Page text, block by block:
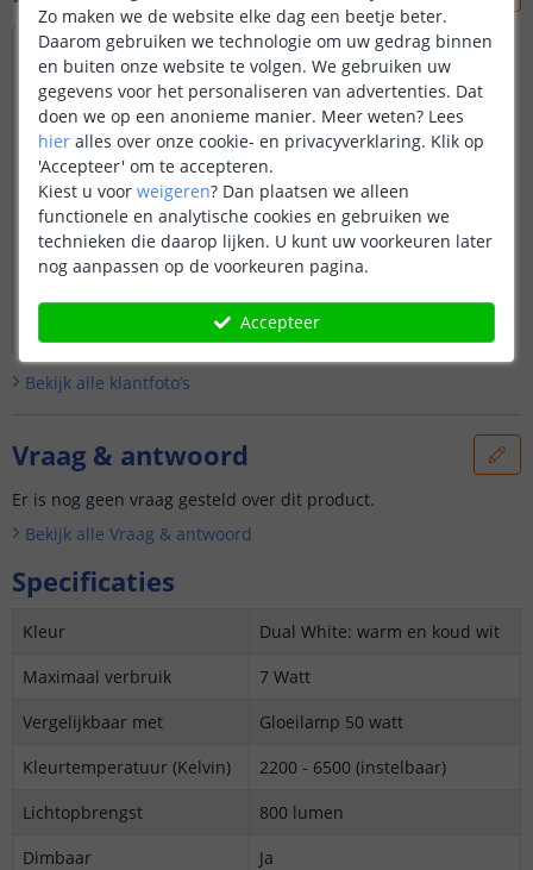
Bekijk alle klantfoto’s
Vraag & antwoord
Er is nog geen vraag gesteld over dit product.
Bekijk alle Vraag & antwoord
Specificaties
Kleur
Dual White: warm en koud wit
Maximaal verbruik
7 Watt
Vergelijkbaar met
Gloeilamp 50 watt
Kleurtemperatuur (Kelvin)
2200 - 6500 (instelbaar)
Lichtopbrengst
800 lumen
Dimbaar
Ja
Zo maken we de website elke dag een beetje beter.
Daarom gebruiken we technologie om uw gedrag binnen
en buiten onze website te volgen. We gebruiken uw
gegevens voor het personaliseren van advertenties. Dat
doen we op een anonieme manier. Meer weten? Lees
hier alles over onze cookie- en privacyverklaring. Klik op
'Accepteer' om te accepteren.
Kiest u voor weigeren? Dan plaatsen we alleen
functionele en analytische cookies en gebruiken we
technieken die daarop lijken. U kunt uw voorkeuren later
nog aanpassen op de voorkeuren pagina.
Accepteer